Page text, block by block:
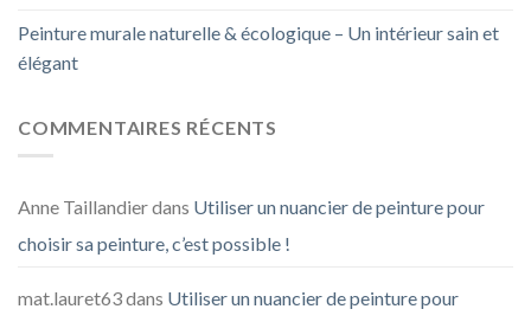
Peinture murale naturelle & écologique – Un intérieur sain et
élégant
COMMENTAIRES RÉCENTS
Anne Taillandierdans Utiliser un nuancier de peinture pour
choisir sa peinture, c’est possible !
mat.lauret63dans Utiliser un nuancier de peinture pour